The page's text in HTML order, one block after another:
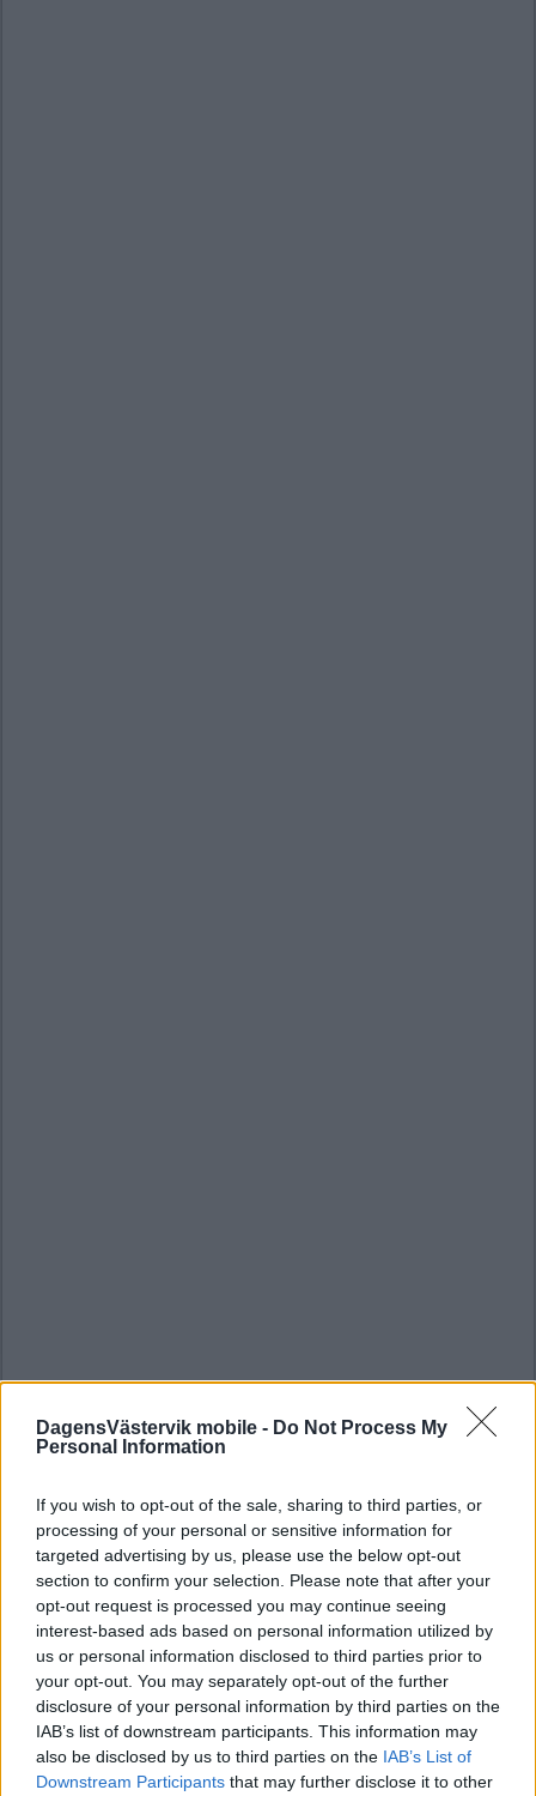
DagensVästervik mobile - Do Not Process My
Personal Information
If you wish to opt-out of the sale, sharing to third parties, or
processing of your personal or sensitive information for
targeted advertising by us, please use the below opt-out
section to confirm your selection. Please note that after your
opt-out request is processed you may continue seeing
interest-based ads based on personal information utilized by
us or personal information disclosed to third parties prior to
your opt-out. You may separately opt-out of the further
disclosure of your personal information by third parties on the
IAB’s list of downstream participants. This information may
also be disclosed by us to third parties on the IAB’s List of
Downstream Participants that may further disclose it to other